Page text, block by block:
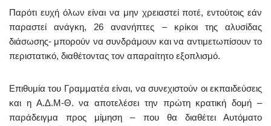
Παρότι ευχή όλων είναι να μην χρειαστεί ποτέ, εντούτοις εάν
παραστεί ανάγκη, 26 ανανήπτες – κρίκοι της αλυσίδας
διάσωσης- μπορούν να συνδράμουν και να αντιμετωπίσουν το
περιστατικό, διαθέτοντας τον απαραίτητο εξοπλισμό.
Επιθυμία του Γραμματέα είναι, να συνεχιστούν οι εκπαιδεύσεις
και η Α.Δ.Μ-Θ. να αποτελέσει την πρώτη κρατική δομή –
παράδειγμα προς μίμηση – που θα διαθέτει Αυτόματο